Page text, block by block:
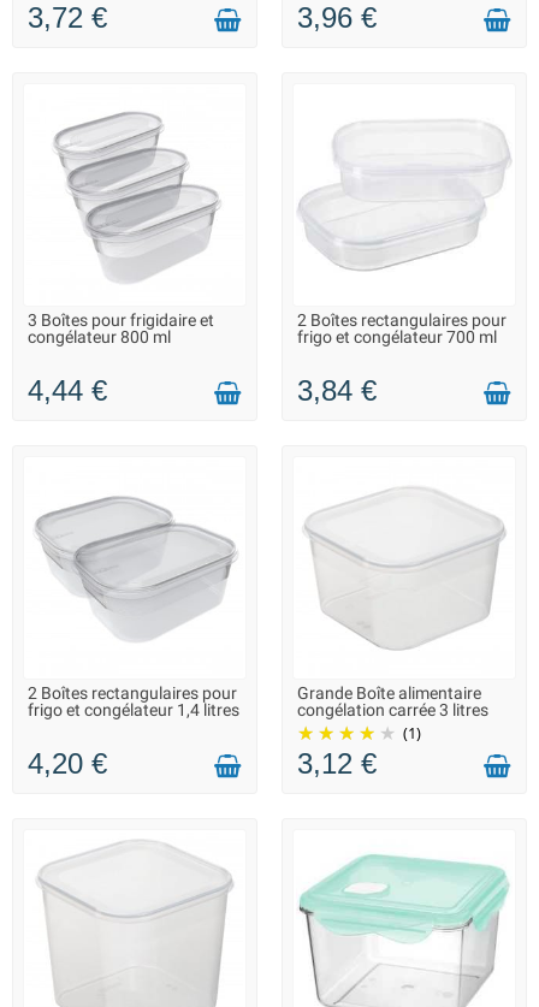
3,72 € 3,96 €
LIVRAISON 2 À 3 JOURS
3 Boîtes pour frigidaire et
congélateur 800 ml
4,44 €
LIVRAISON 2 À 3 JOURS
2 Boîtes rectangulaires pour
frigo et congélateur 700 ml
3,84 €
LIVRAISON 2 À 3 JOURS
2 Boîtes rectangulaires pour
frigo et congélateur 1,4 litres
4,20 €
LIVRAISON 2 À 3 JOURS
Grande Boîte alimentaire
congélation carrée 3 litres
(1)
3,12 €